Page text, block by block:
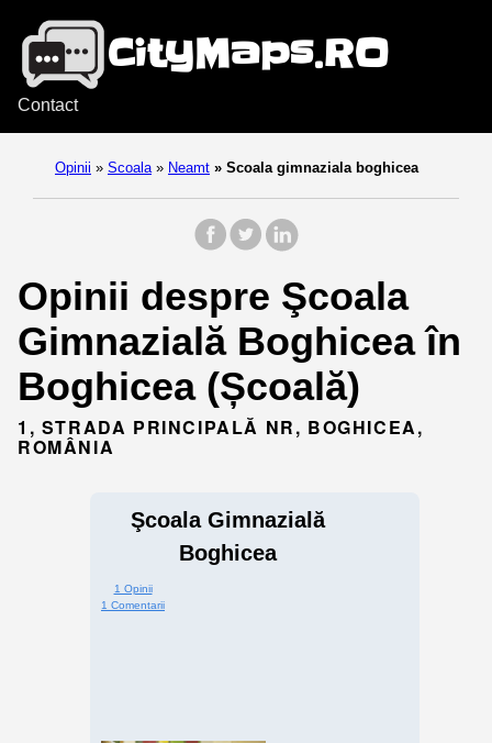
Contact
Opinii » Scoala » Neamt » Scoala gimnaziala boghicea
Opinii despre Şcoala
Gimnazială Boghicea în
Boghicea (Școală)
1, STRADA PRINCIPALĂ NR, BOGHICEA,
ROMÂNIA
Şcoala Gimnazială
Boghicea
1 Opinii
1 Comentarii